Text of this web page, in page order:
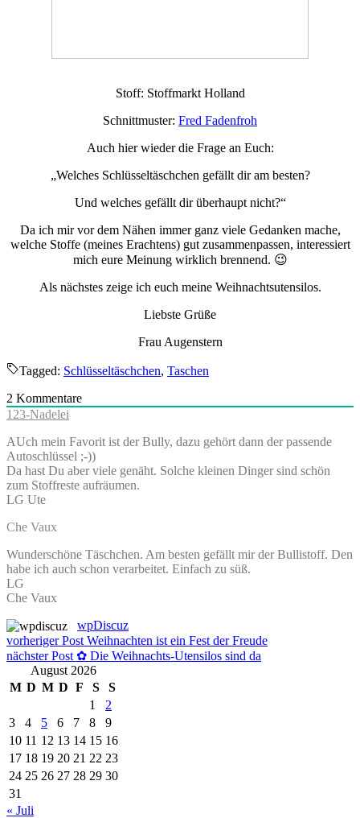
Stoff: Stoffmarkt Holland
Schnittmuster: Fred Fadenfroh
Auch hier wieder die Frage an Euch:
„Welches Schlüsseltäschchen gefällt dir am besten?
Und welches gefällt dir überhaupt nicht?“
Da ich mir vor dem Nähen immer ganz viele Gedanken mache,
welche Stoffe (meines Erachtens) gut zusammenpassen, interessiert
mich eure Meinung wirklich brennend. 😉
Als nächstes zeige ich euch meine Weihnachtsutensilos.
Liebste Grüße
Frau Augenstern
Tagged: Schlüsseltäschchen, Taschen
2 Kommentare
123-Nadelei
AUch mein Favorit ist der Bully, dazu gehört dann der passende
Autoschlüssel ;-))
Da hast Du aber viele genäht. Solche kleinen Dinger sind schön
zum Stoffreste aufräumen.
LG Ute
Che Vaux
Wunderschöne Täschchen. Am besten gefällt mir der Bullistoff. Den
habe ich auch schon verarbeitet. Einfach zu süß.
LG
Che Vaux
wpDiscuz
Beitragsnavigation
vorheriger Post Weihnachten ist ein Fest der Freude
nächster Post ✿ Die Weihnachts-Utensilos sind da
August 2026
M D M D F S
S
1
2
3
4 5 6 7 8
9
10 11 12 13 14 15 16
17 18 19 20 21 22 23
24 25 26 27 28 29 30
31
« Juli